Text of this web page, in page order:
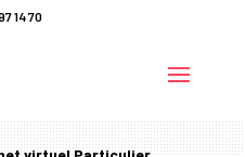
14 70